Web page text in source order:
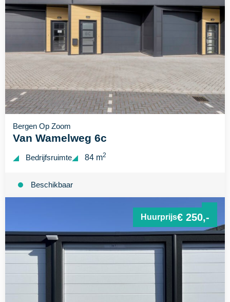
Bergen Op Zoom
Van Wamelweg 6c
Bedrijfsruimte 84 m2
Beschikbaar
Huurprijs€ 250,-